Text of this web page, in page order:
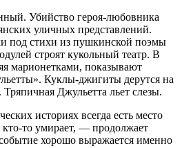
Убийство героя-любовника
уличных представлений.
под стихи из пушкинской поэмы
строят кукольный театр. В
марионетками, показывают
Куклы-джигиты дерутся на
Джульетта льет слезы.
историях всегда есть место
кто-то умирает, — продолжает
хорошо выражается именно